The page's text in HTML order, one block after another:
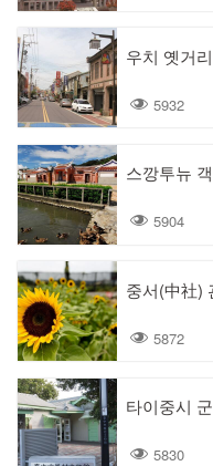
우치 옛거리
5932
스깡투뉴
5904
중서(中社)
5872
타이중시
5830